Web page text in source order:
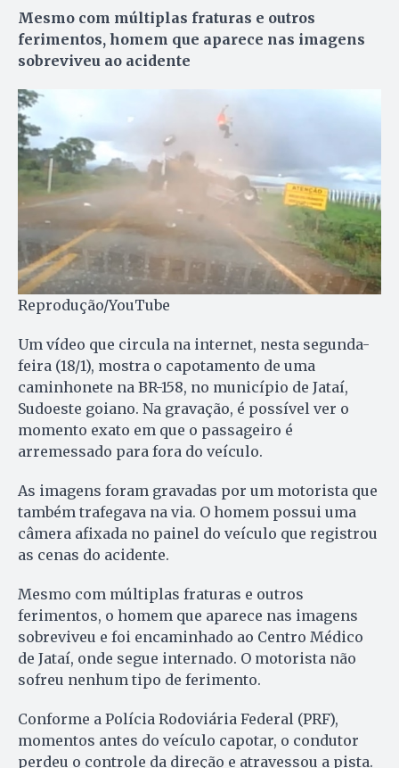
Mesmo com múltiplas fraturas e outros
ferimentos, homem que aparece nas imagens
sobreviveu ao acidente
Reprodução/YouTube
Um vídeo que circula na internet, nesta segunda-
feira (18/1), mostra o capotamento de uma
caminhonete na BR-158, no município de Jataí,
Sudoeste goiano. Na gravação, é possível ver o
momento exato em que o passageiro é
arremessado para fora do veículo.
As imagens foram gravadas por um motorista que
também trafegava na via. O homem possui uma
câmera afixada no painel do veículo que registrou
as cenas do acidente.
Mesmo com múltiplas fraturas e outros
ferimentos, o homem que aparece nas imagens
sobreviveu e foi encaminhado ao Centro Médico
de Jataí, onde segue internado. O motorista não
sofreu nenhum tipo de ferimento.
Conforme a Polícia Rodoviária Federal (PRF),
momentos antes do veículo capotar, o condutor
perdeu o controle da direção e atravessou a pista.